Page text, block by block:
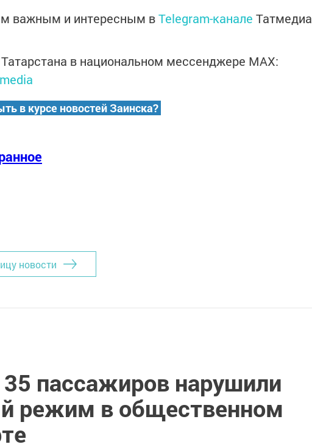
важным и интересным вTelegram-канале Татмедиа
в национальном мессенджере MАХ:
в курсе новостей Заинска?
новости
пассажиров нарушили
режим в общественном